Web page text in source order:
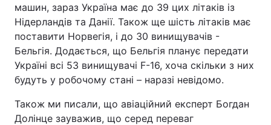
машин, зараз Україна має до 39 цих літаків із
Нідерландів та Данії. Також ще шість літаків має
поставити Норвегія, і до 30 винищувачів -
Бельгія. Додається, що Бельгія планує передати
Україні всі 53 винищувачі F-16, хоча скільки з них
будуть у робочому стані – наразі невідомо.
Також ми писали, що авіаційний експерт Богдан
Долінце зауважив, що серед переваг